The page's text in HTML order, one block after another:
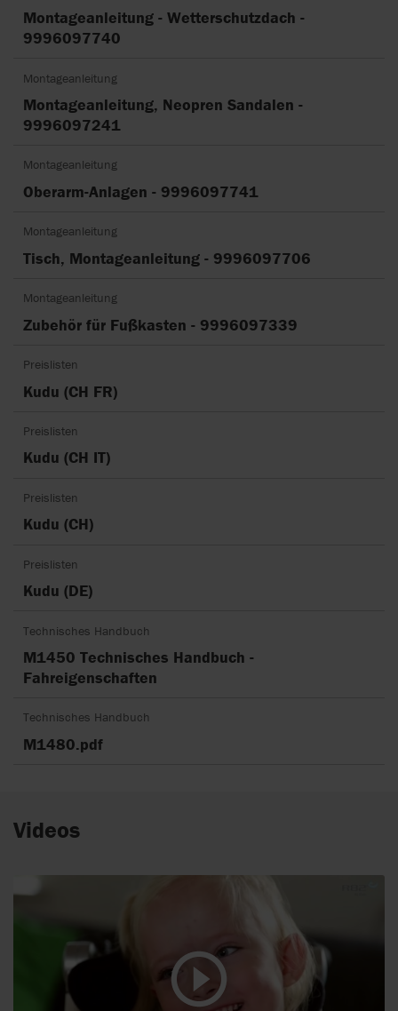
Montageanleitung - Wetterschutzdach -
9996097740
Montageanleitung
Montageanleitung, Neopren Sandalen -
9996097241
Montageanleitung
Oberarm-Anlagen - 9996097741
Montageanleitung
Tisch, Montageanleitung - 9996097706
Montageanleitung
Zubehör für Fußkasten - 9996097339
Preislisten
Kudu (CH FR)
Preislisten
Kudu (CH IT)
Preislisten
Kudu (CH)
Preislisten
Kudu (DE)
Technisches Handbuch
M1450 Technisches Handbuch -
Fahreigenschaften
Technisches Handbuch
M1480.pdf
Videos